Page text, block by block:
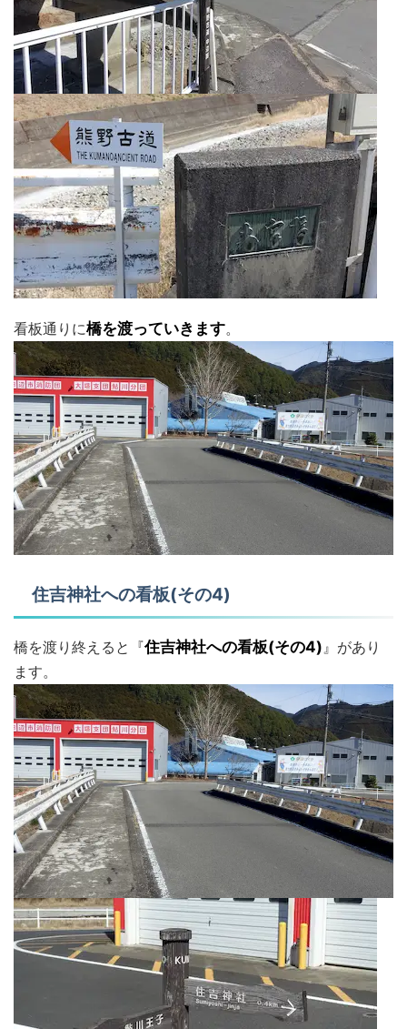
看板通りに橋を渡っていきます。
住吉神社への看板(その4)
橋を渡り終えると『住吉神社への看板(その4) 』があり
ます。